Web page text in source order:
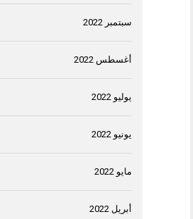
سبتمبر 2022
أغسطس 2022
يوليو 2022
يونيو 2022
مايو 2022
أبريل 2022